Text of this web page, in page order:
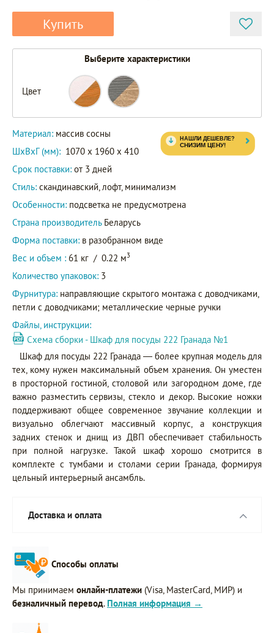
Купить
Выберите характеристики
Цвет
Материал: массив сосны
ШxВxГ (мм): 1070 x 1960 x 410
Срок поставки: от 3 дней
Стиль: скандинавский, лофт, минимализм
Особенности: подсветка не предусмотрена
Страна производитель Беларусь
Форма поставки: в разобранном виде
Вес и объем : 61 кг / 0.22 м3
Количество упаковок: 3
Фурнитура: направляющие скрытого монтажа с доводчиками,
петли с доводчиками; металлические черные ручки
Файлы, инструкции:
Схема сборки - Шкаф для посуды 222 Гранада №1
Шкаф для посуды 222 Гранада — более крупная модель для
тех, кому нужен максимальный объем хранения. Он уместен
в просторной гостиной, столовой или загородном доме, где
важно разместить сервизы, стекло и декор. Высокие ножки
поддерживают общее современное звучание коллекции и
визуально облегчают массивный корпус, а конструкция
задних стенок и днищ из ДВП обеспечивает стабильность
при полной нагрузке. Такой шкаф хорошо смотрится в
комплекте с тумбами и столами серии Гранада, формируя
цельный интерьерный ансамбль.
Доставка и оплата
Способы оплаты
Мы принимаем онлайн-платежи (Visa, MasterCard, МИР) и
безналичный перевод. Полная информация →